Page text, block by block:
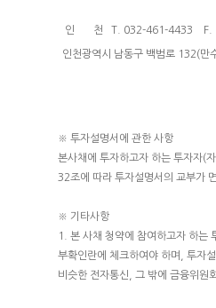
인 천 T. 032-461-4433 F.
인천광역시 남동구 백범로 132(만
※ 투자설명서에 관한 사항
본사채에 투자하고자 하는 투자자(
32조에 따라 투자설명서의 교부가
※ 기타사항
1. 본 사채 청약에 참여하고자 하는
부확인란에 체크하여야 하며, 투자
비슷한 전자통신, 그 밖에 금융위원